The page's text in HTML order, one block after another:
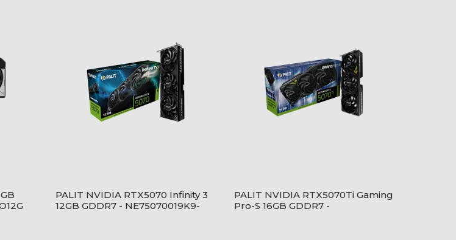
PALIT NVIDIA RTX5070 Infinity 3
12GB GDDR7 - NE75070019K9-
PALIT NVIDIA RTX5070Ti Gaming
Pro-S 16GB GDDR7 -